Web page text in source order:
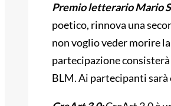
Premio letterario Mario
poetico, rinnova una
non voglio veder morire
partecipazione consisterà
BLM. Ai partecipanti